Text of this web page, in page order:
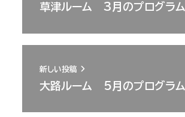
草津ルーム 3月のプログラム
新しい投稿
大路ルーム 5月のプログラム